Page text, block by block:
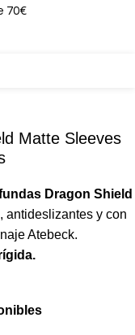
70€
Matte Sleeves
Dragon Shield
antideslizantes y con
Atebeck.